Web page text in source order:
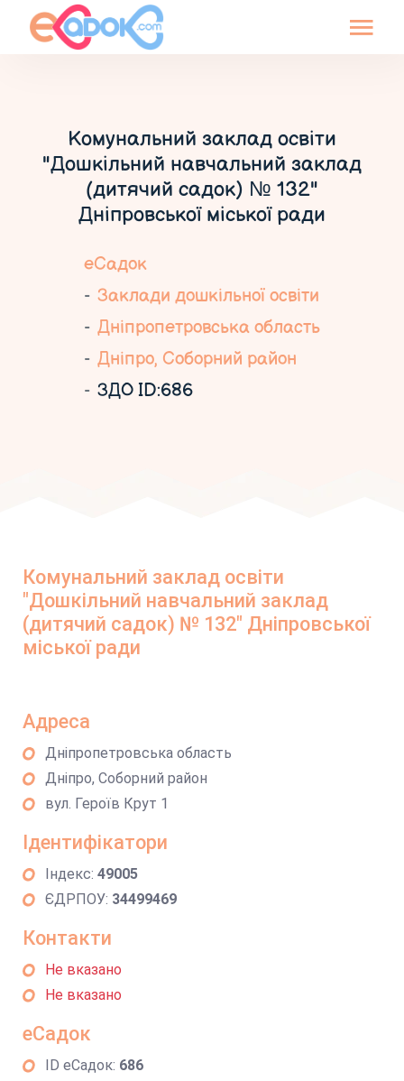
Комунальний заклад освіти
"Дошкільний навчальний заклад
(дитячий садок) № 132"
Дніпровської міської ради
еСадок
Заклади дошкільної освіти
Дніпропетровська область
Дніпро, Соборний район
ЗДО ID:686
Комунальний заклад освіти
"Дошкільний навчальний заклад
(дитячий садок) № 132" Дніпровської
міської ради
Адреса
Дніпропетровська область
Дніпро, Соборний район
вул. Героїв Крут 1
Ідентифікатори
Індекс: 49005
ЄДРПОУ: 34499469
Контакти
Не вказано
Не вказано
еСадок
ID еСадок: 686